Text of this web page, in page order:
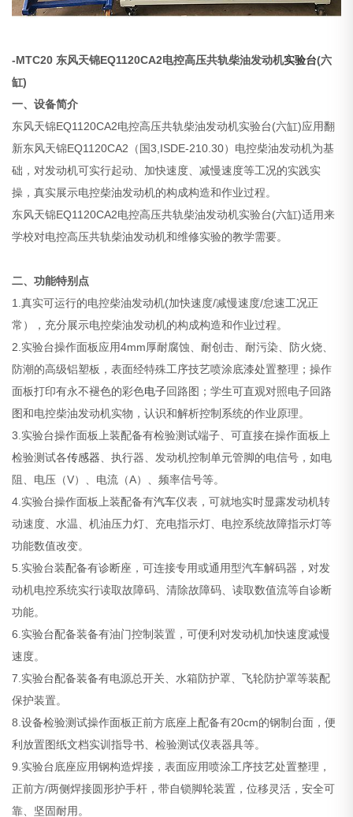
-MTC20 东风天锦EQ1120CA2电控高压共轨柴油发动机实验台(六
缸)
一、设备简介
东风天锦EQ1120CA2电控高压共轨柴油发动机实验台(六缸)应用翻
新东风天锦EQ1120CA2（国3,ISDE-210.30）电控柴油发动机为基
础，对发动机可实行起动、加快速度、减慢速度等工况的实践实
操，真实展示电控柴油发动机的构成构造和作业过程。
东风天锦EQ1120CA2电控高压共轨柴油发动机实验台(六缸)适用来
学校对电控高压共轨柴油发动机和维修实验的教学需要。
二、功能特别点
1.真实可运行的电控柴油发动机(加快速度/减慢速度/怠速工况正
常），充分展示电控柴油发动机的构成构造和作业过程。
2.实验台操作面板应用4mm厚耐腐蚀、耐创击、耐污染、防火烧、
防潮的高级铝塑板，表面经特殊工序技艺喷涂底漆处置整理；操作
面板打印有永不褪色的彩色电子回路图；学生可直观对照电子回路
图和电控柴油发动机实物，认识和解析控制系统的作业原理。
3.实验台操作面板上装配备有检验测试端子、可直接在操作面板上
检验测试各传感器、执行器、发动机控制单元管脚的电信号，如电
阻、电压（V）、电流（A）、频率信号等。
4.实验台操作面板上装配备有汽车仪表，可就地实时显露发动机转
动速度、水温、机油压力灯、充电指示灯、电控系统故障指示灯等
功能数值改变。
5.实验台装配备有诊断座，可连接专用或通用型汽车解码器，对发
动机电控系统实行读取故障码、清除故障码、读取数值流等自诊断
功能。
6.实验台配备装备有油门控制装置，可便利对发动机加快速度减慢
速度。
7.实验台配备装备有电源总开关、水箱防护罩、飞轮防护罩等装配
保护装置。
8.设备检验测试操作面板正前方底座上配备有20cm的钢制台面，便
利放置图纸文档实训指导书、检验测试仪表器具等。
9.实验台底座应用钢构造焊接，表面应用喷涂工序技艺处置整理，
正前方/两侧焊接圆形护手杆，带自锁脚轮装置，位移灵活，安全可
靠、坚固耐用。